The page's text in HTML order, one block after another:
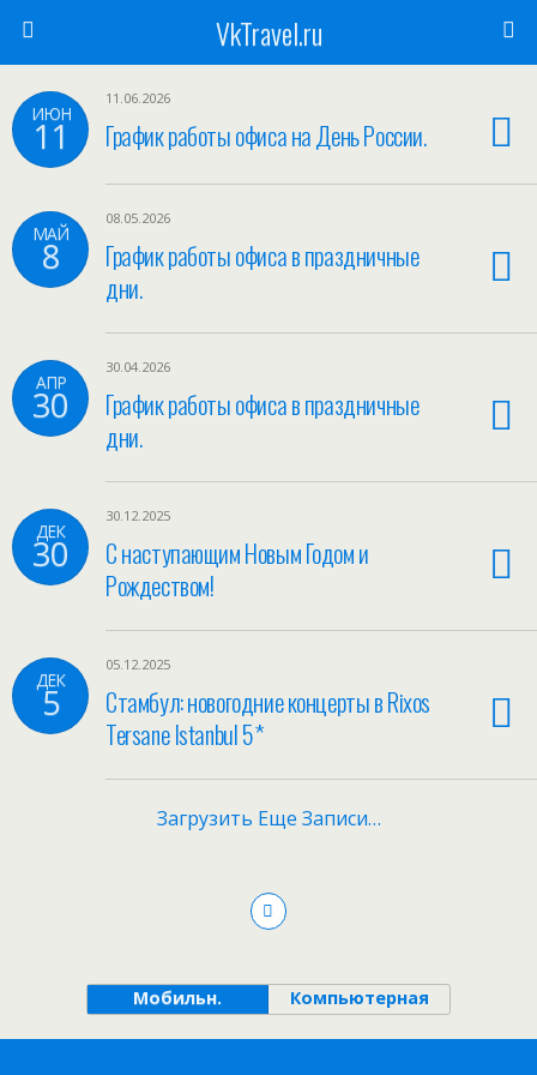
VkTravel.ru
ИЮН
11
11.06.2026
График работы офиса на День России.
МАЙ
8
08.05.2026
График работы офиса в праздничные
дни.
АПР
30
30.04.2026
График работы офиса в праздничные
дни.
ДЕК
30
30.12.2025
С наступающим Новым Годом и
Рождеством!
ДЕК
5
05.12.2025
Стамбул: новогодние концерты в Rixos
Tersane Istanbul 5*
Загрузить Еще Записи…
Мобильн. Компьютерная